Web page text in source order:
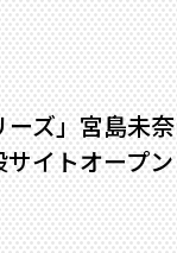
ズ」宮島未
イトオープ